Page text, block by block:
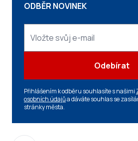
ODBĚR NOVINEK
Odebírat
Přihlášením k odběru souhlasíte s našimi
osobních údajůa dáváte souhlas se
stránky města.